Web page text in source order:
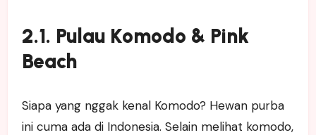
2.1. Pulau Komodo & Pink
Beach
Siapa yang nggak kenal Komodo? Hewan purba
ini cuma ada di Indonesia. Selain melihat komodo,